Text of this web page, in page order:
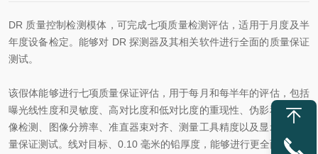
DR 质量控制检测模体，可完成七项质量检测评估，适用于月度及半
年度设备检定。能够对 DR 探测器及其相关软件进行全面的质量保证
测试。
该假体能够进行七项质量保证评估，用于每月和每半年的评估，包括
曝光线性度和灵敏度、高对比度和低对比度的重现性、伪影和残留图
像检测、图像分辨率、准直器束对齐、测量工具精度以及显示抖动质
量保证测试。线对目标、0.10 毫米的铅厚度，能够进行更全面的高对